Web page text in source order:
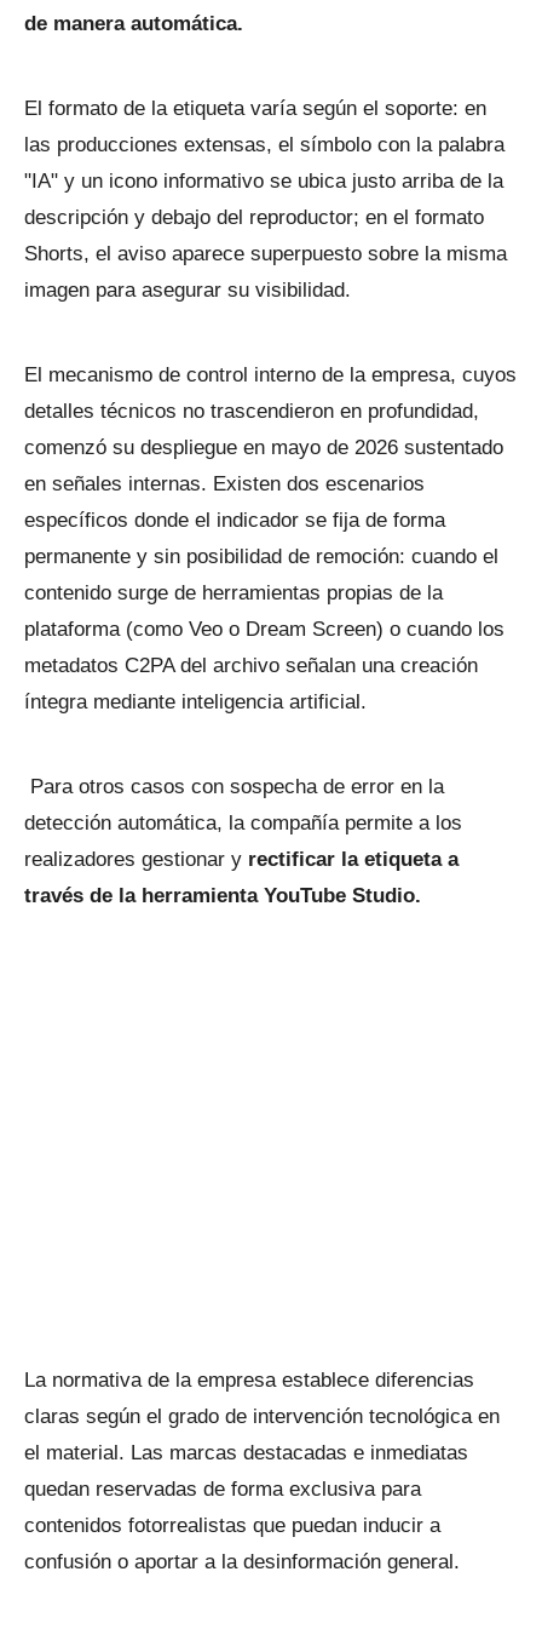
de manera automática.
El formato de la etiqueta varía según el soporte: en
las producciones extensas, el símbolo con la palabra
"IA" y un icono informativo se ubica justo arriba de la
descripción y debajo del reproductor; en el formato
Shorts, el aviso aparece superpuesto sobre la misma
imagen para asegurar su visibilidad.
El mecanismo de control interno de la empresa, cuyos
detalles técnicos no trascendieron en profundidad,
comenzó su despliegue en mayo de 2026 sustentado
en señales internas. Existen dos escenarios
específicos donde el indicador se fija de forma
permanente y sin posibilidad de remoción: cuando el
contenido surge de herramientas propias de la
plataforma (como Veo o Dream Screen) o cuando los
metadatos C2PA del archivo señalan una creación
íntegra mediante inteligencia artificial.
Para otros casos con sospecha de error en la
detección automática, la compañía permite a los
realizadores gestionar y rectificar la etiqueta a
través de la herramienta YouTube Studio.
La normativa de la empresa establece diferencias
claras según el grado de intervención tecnológica en
el material. Las marcas destacadas e inmediatas
quedan reservadas de forma exclusiva para
contenidos fotorrealistas que puedan inducir a
confusión o aportar a la desinformación general.